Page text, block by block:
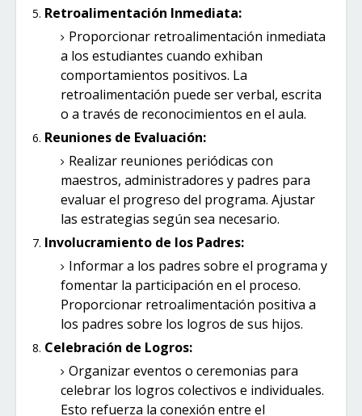
Retroalimentación Inmediata:
Proporcionar retroalimentación inmediata
a los estudiantes cuando exhiban
comportamientos positivos. La
retroalimentación puede ser verbal, escrita
o a través de reconocimientos en el aula.
Reuniones de Evaluación:
Realizar reuniones periódicas con
maestros, administradores y padres para
evaluar el progreso del programa. Ajustar
las estrategias según sea necesario.
Involucramiento de los Padres:
Informar a los padres sobre el programa y
fomentar la participación en el proceso.
Proporcionar retroalimentación positiva a
los padres sobre los logros de sus hijos.
Celebración de Logros:
Organizar eventos o ceremonias para
celebrar los logros colectivos e individuales.
Esto refuerza la conexión entre el